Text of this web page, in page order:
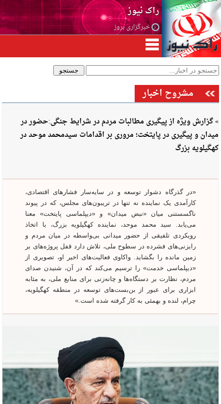
راک نیوز
خبرگزاری بروز
مشروح اخبار
» گزارش ویژه از پیگیری مطالبات مردم در شرایط جنگی:حضور در
میدان و پیگیری در پایتخت؛ مروری بر اقدامات سیدمحمد موحد در
کهگیلویه بزرگ
«در گذرگاه دشوار توسعه و در سایه‌سار فشارهای اقتصادی،
کارآمدی یک نماینده نه تنها در تریبون‌های مجلس، که در پیوند
ناگسستنی میان «نبض میدان» و «دیپلماسی پایتخت» معنا
می‌یابد. سید محمد موحد، نماینده کهگیلویه بزرگ، با اتخاذ
رویکردی تلفیقی از حضور میدانی بی‌واسطه در میان مردم و
رایزنی‌های فشرده در سطوح ملی، تلاش دارد قفل پروژه‌های بر
زمین مانده را بگشاید. واکاوی فعالیت‌های اخیر او، تصویری از
«دیپلماسی خدمت» را ترسیم می‌کند که در آن، شنیدن صدای
مردم، نظارت بر دستگاه‌ها و چانه‌زنی برای منابع ملی، به مثابه
ابزاری برای عبور از بن‌بست‌های توسعه در منطقه کهگیلویه،
چرام، لنده و بهمئی به کار گرفته شده است.»